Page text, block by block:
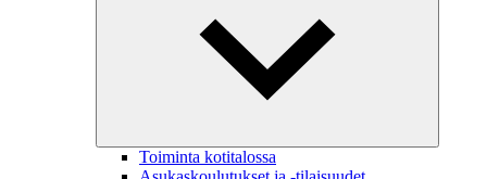
Toiminta kotitalossa